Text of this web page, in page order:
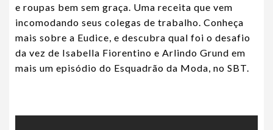
e roupas bem sem graça. Uma receita que vem
incomodando seus colegas de trabalho. Conheça
mais sobre a Eudice, e descubra qual foi o desafio
da vez de Isabella Fiorentino e Arlindo Grund em
mais um episódio do Esquadrão da Moda, no SBT.